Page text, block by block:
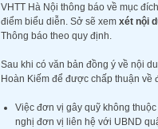
VHTT Hà Nội thông báo về mục
điểm biểu diễn. Sở sẽ xem xét nội
Thông báo theo quy định.
Sau khi có văn bản đồng ý về nội
Hoàn Kiếm để được chấp thuận về
Việc đơn vị gây quỹ không
nghị đơn vị liên hệ với UBND